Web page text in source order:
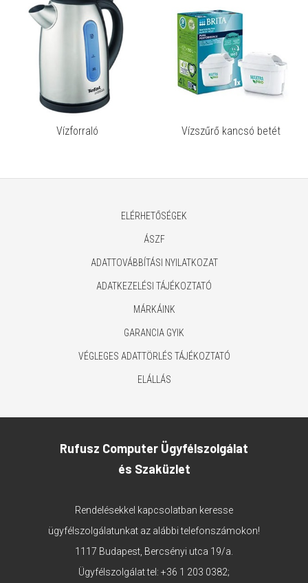
Vízforraló Vízszűrő kancsó betét
ELÉRHETŐSÉGEK
ÁSZF
ADATTOVÁBBÍTÁSI NYILATKOZAT
ADATKEZELÉSI TÁJÉKOZTATÓ
MÁRKÁINK
GARANCIA GYIK
VÉGLEGES ADATTÖRLÉS TÁJÉKOZTATÓ
ELÁLLÁS
Rufusz Computer Ügyfélszolgálat
és Szaküzlet
Rendelésekkel kapcsolatban keresse
ügyfélszolgálatunkat az alábbi telefonszámokon!
1117 Budapest, Bercsényi utca 19/a.
Ügyfélszolgálat tel: +36 1 203 0382;